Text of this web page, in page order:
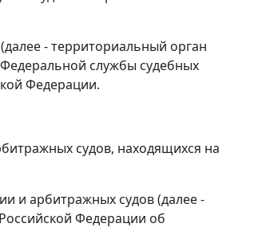
- территориальный орган
службы судебных
Федерации.
судов, находящихся на
и арбитражных судов (далее -
Федерации об